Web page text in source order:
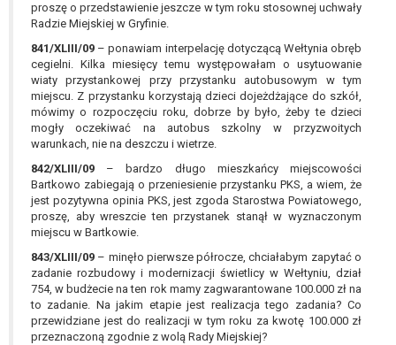
proszę o przedstawienie jeszcze w tym roku stosownej uchwały
Radzie Miejskiej w Gryfinie.
841/XLIII/09 – ponawiam interpelację dotyczącą Wełtynia obręb
cegielni. Kilka miesięcy temu występowałam o usytuowanie
wiaty przystankowej przy przystanku autobusowym w tym
miejscu. Z przystanku korzystają dzieci dojeżdżające do szkół,
mówimy o rozpoczęciu roku, dobrze by było, żeby te dzieci
mogły oczekiwać na autobus szkolny w przyzwoitych
warunkach, nie na deszczu i wietrze.
842/XLIII/09 – bardzo długo mieszkańcy miejscowości
Bartkowo zabiegają o przeniesienie przystanku PKS, a wiem, że
jest pozytywna opinia PKS, jest zgoda Starostwa Powiatowego,
proszę, aby wreszcie ten przystanek stanął w wyznaczonym
miejscu w Bartkowie.
843/XLIII/09 – minęło pierwsze półrocze, chciałabym zapytać o
zadanie rozbudowy i modernizacji świetlicy w Wełtyniu, dział
754, w budżecie na ten rok mamy zagwarantowane 100.000 zł na
to zadanie. Na jakim etapie jest realizacja tego zadania? Co
przewidziane jest do realizacji w tym roku za kwotę 100.000 zł
przeznaczoną zgodnie z wolą Rady Miejskiej?